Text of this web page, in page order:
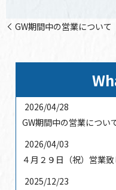
GW期間中の営業について
2026/04/28
GW期間中の営業につい
2026/04/03
４月２９日（祝）営業致
2025/12/23